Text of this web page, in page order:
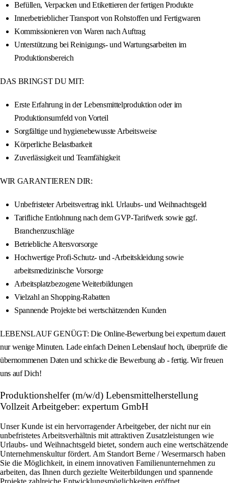
Befüllen, Verpacken und Etikettieren der fertigen Produkte
Innerbetrieblicher Transport von Rohstoffen und Fertigwaren
Kommissionieren von Waren nach Auftrag
Unterstützung bei Reinigungs- und Wartungsarbeiten im
Produktionsbereich
DAS BRINGST DU MIT:
Erste Erfahrung in der Lebensmittelproduktion oder im
Produktionsumfeld von Vorteil
Sorgfältige und hygienebewusste Arbeitsweise
Körperliche Belastbarkeit
Zuverlässigkeit und Teamfähigkeit
WIR GARANTIEREN DIR:
Unbefristeter Arbeitsvertrag inkl. Urlaubs- und Weihnachtsgeld
Tarifliche Entlohnung nach dem GVP-Tarifwerk sowie ggf.
Branchenzuschläge
Betriebliche Altersvorsorge
Hochwertige Profi-Schutz- und -Arbeitskleidung sowie
arbeitsmedizinische Vorsorge
Arbeitsplatzbezogene Weiterbildungen
Vielzahl an Shopping-Rabatten
Spannende Projekte bei wertschätzenden Kunden
LEBENSLAUF GENÜGT: Die Online-Bewerbung bei expertum dauert
nur wenige Minuten. Lade einfach Deinen Lebenslauf hoch, überprüfe die
übernommenen Daten und schicke die Bewerbung ab - fertig. Wir freuen
uns auf Dich!
Produktionshelfer (m/w/d) Lebensmittelherstellung
Vollzeit Arbeitgeber: expertum GmbH
Unser Kunde ist ein hervorragender Arbeitgeber, der nicht nur ein
unbefristetes Arbeitsverhältnis mit attraktiven Zusatzleistungen wie
Urlaubs- und Weihnachtsgeld bietet, sondern auch eine wertschätzende
Unternehmenskultur fördert. Am Standort Berne / Wesermarsch haben
Sie die Möglichkeit, in einem innovativen Familienunternehmen zu
arbeiten, das Ihnen durch gezielte Weiterbildungen und spannende
Projekte zahlreiche Entwicklungsmöglichkeiten eröffnet.